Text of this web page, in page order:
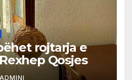
rojtarja e
Qosjes
ADMINI